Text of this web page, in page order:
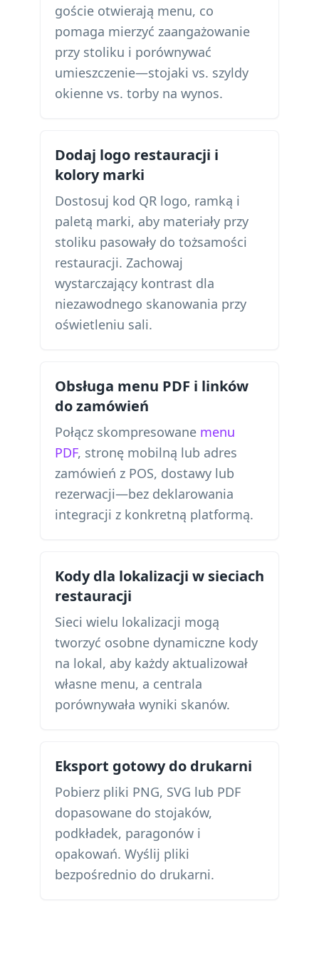
goście otwierają menu, co
pomaga mierzyć zaangażowanie
przy stoliku i porównywać
umieszczenie—stojaki vs. szyldy
okienne vs. torby na wynos.
Dodaj logo restauracji i
kolory marki
Dostosuj kod QR logo, ramką i
paletą marki, aby materiały przy
stoliku pasowały do tożsamości
restauracji. Zachowaj
wystarczający kontrast dla
niezawodnego skanowania przy
oświetleniu sali.
Obsługa menu PDF i linków
do zamówień
Połącz skompresowane menu
PDF, stronę mobilną lub adres
zamówień z POS, dostawy lub
rezerwacji—bez deklarowania
integracji z konkretną platformą.
Kody dla lokalizacji w sieciach
restauracji
Sieci wielu lokalizacji mogą
tworzyć osobne dynamiczne kody
na lokal, aby każdy aktualizował
własne menu, a centrala
porównywała wyniki skanów.
Eksport gotowy do drukarni
Pobierz pliki PNG, SVG lub PDF
dopasowane do stojaków,
podkładek, paragonów i
opakowań. Wyślij pliki
bezpośrednio do drukarni.